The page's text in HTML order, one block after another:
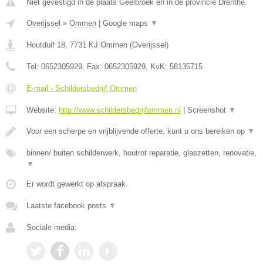
Niet gevestigd in de plaats Geelbroek en in de provincie Drenthe.
Overijssel » Ommen Google maps ▼
Houtduif 18, 7731 KJ Ommen (Overijssel )
Tel: 0652305929, Fax: 0652305929, KvK: 58135715
E-mail › Schildersbedrijf Ommen
Website: http://www.schildersbedrijfommen.nl Screenshot ▼
Voor een scherpe en vrijblijvende offerte, kunt u ons bereiken op ▼
binnen/ buiten schilderwerk, houtrot reparatie, glaszetten, renovatie,
▼
Er wordt gewerkt op afspraak.
Laatste facebook posts ▼
Sociale media: